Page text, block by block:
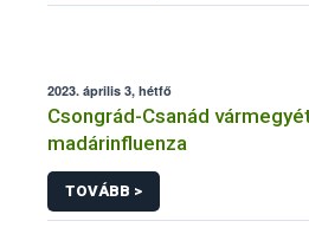
2023. április 3, hétfő
Csongrád-Csanád
madárinfluenza
TOVÁBB >